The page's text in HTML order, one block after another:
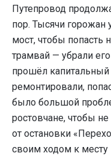
Путепровод
пор. Тысячи
мост, чтобы попасть
трамвай — убрали
прошёл
ремонтировали,
было большой
ростовчане, чтобы не
от остановки
своим ходом к месту